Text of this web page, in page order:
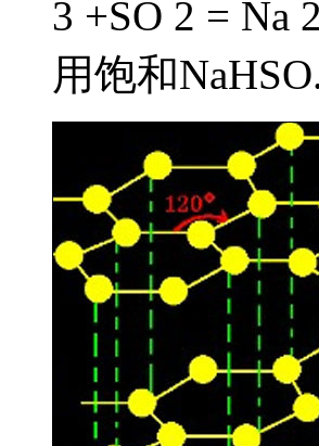
3 +SO 2 = Na
用饱和